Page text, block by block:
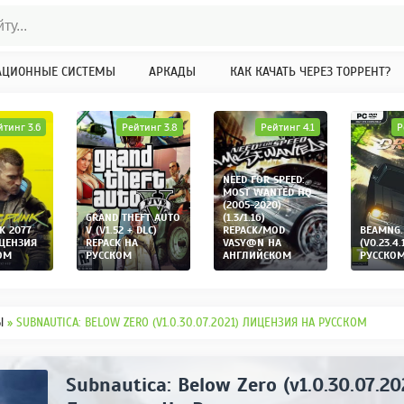
СИСТЕМЫ АРКАДЫ КАК КАЧАТЬ ЧЕРЕЗ ТОРРЕНТ?
2077
3.6
GRAND THEFT AUTO
V (V1.52 + DLC)
REPACK НА
РУССКОМ
Рейтинг 3.8
NEED FOR SPEED:
MOST WANTED HQ
(2005-2020)
(1.3/1.16)
REPACK/MOD
VASY@N НА
АНГЛИЙСКОМ
Рейтинг 4.1
» SUBNAUTICA: BELOW ZERO (V1.0.30.07.2021) ЛИЦЕНЗИЯ НА РУССКОМ
Subnautica: Below Zero